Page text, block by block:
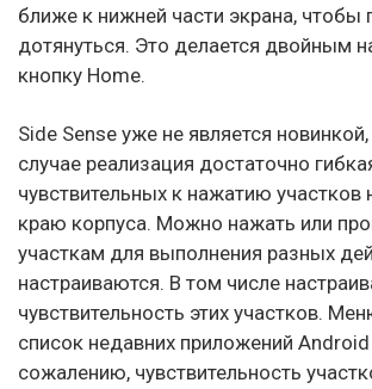
ближе к нижней части экрана,
дотянуться. Это делается двойным
кнопку Home.
Side Sense уже не является
случае реализация достаточно
чувствительных к нажатию
краю корпуса. Можно нажать или
участкам для выполнения разных
настраиваются. В том числе
чувствительность этих участков.
список недавних приложений
сожалению, чувствительность